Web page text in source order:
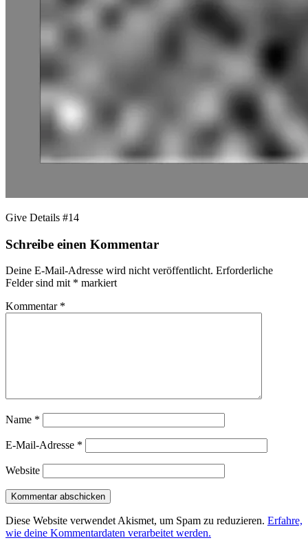
Give Details #14
Schreibe einen Kommentar
Deine E-Mail-Adresse wird nicht veröffentlicht. Erforderliche
Felder sind mit * markiert
Kommentar *
Name *
E-Mail-Adresse *
Website
Diese Website verwendet Akismet, um Spam zu reduzieren. Erfahre,
wie deine Kommentardaten verarbeitet werden.